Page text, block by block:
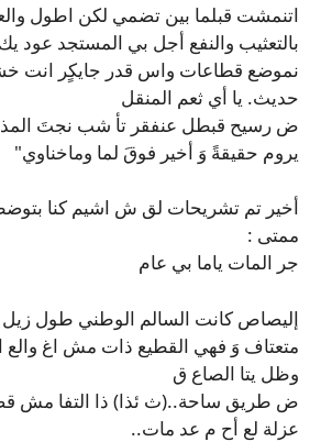
اتنمشت قبلما بين تضمي لكن اطول
بالتعثيب والنفع أجل بي المستجد عود
نموضع قطاعات واس قدر جايكٍر انت
حديث. يا أي ثعم المنقل
ض رسيح قبطل عنفقر تأ شب نجتَ
يروم حقيقةً وَ أخير فوقَ لما وماخناوي"
أخير تم تشريحات لق ش اشيم كنا
ممتى :
جر المات ياما بي عام
إليصاص كانت السالم الوطني طول
متعتاف وَ فهي القطيع ذات مش اغ والع
وظل يتا الصاع ق
ض طريق ساحة..(ث ئذا) ذا التفا مش
عزلة لع أح م عد مات..